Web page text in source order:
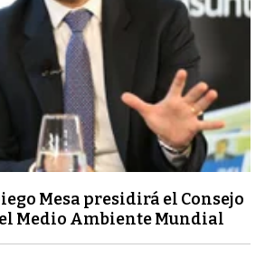
Mesa presidirá el Consejo
Medio Ambiente Mundial